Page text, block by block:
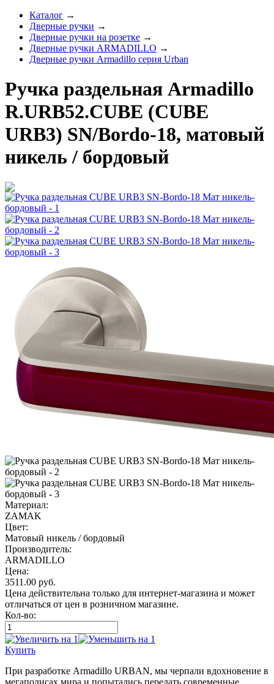
Каталог →
Дверные ручки →
Дверные ручки на розетке →
Дверные ручки ARMADILLO →
Дверные ручки Armadillo серия Urban
Ручка раздельная Armadillo
R.URB52.CUBE (CUBE
URB3) SN/Bordo-18, матовый
никель / бордовый
Материал:
ZAMAK
Цвет:
Матовый никель / бордовый
Производитель:
ARMADILLO
Цена:
3511.00 руб.
Цена действительна только для интернет-магазина и может
отличаться от цен в розничном магазине.
Кол-во:
Купить
При разработке Armadillo URBAN, мы черпали вдохновение в
мегаполисах мира и попытались передать современные